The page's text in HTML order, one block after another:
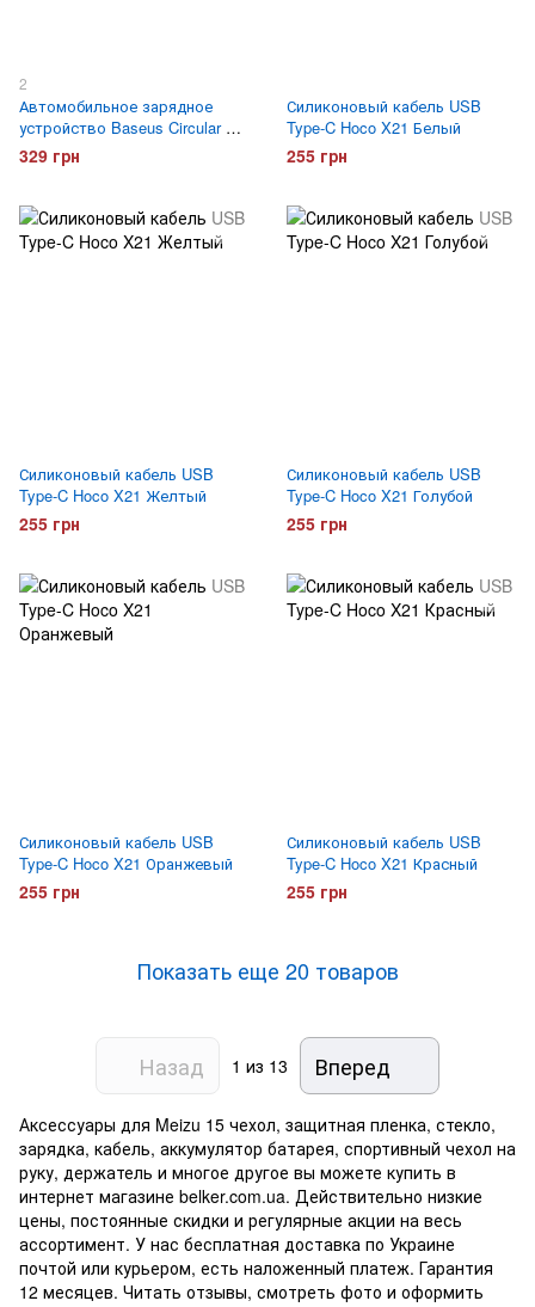
2
Автомобильное зарядное
устройство Baseus Circular 2
USB 5A QC 3.0 (CCALL-YD01)
329 грн
Силиконовый кабель USB
Type-C Hoco X21 Белый
255 грн
Силиконовый кабель USB
Type-C Hoco X21 Желтый
255 грн
Силиконовый кабель USB
Type-C Hoco X21 Голубой
255 грн
Силиконовый кабель USB
Type-C Hoco X21 Оранжевый
255 грн
Силиконовый кабель USB
Type-C Hoco X21 Красный
255 грн
Показать еще 20 товаров
Назад 1 из 13 Вперед
Аксессуары для Meizu 15 чехол, защитная пленка, стекло,
зарядка, кабель, аккумулятор батарея, спортивный чехол на
руку, держатель и многое другое вы можете купить в
интернет магазине belker.com.ua. Действительно низкие
цены, постоянные скидки и регулярные акции на весь
ассортимент. У нас бесплатная доставка по Украине
почтой или курьером, есть наложенный платеж. Гарантия
12 месяцев. Читать отзывы, смотреть фото и оформить